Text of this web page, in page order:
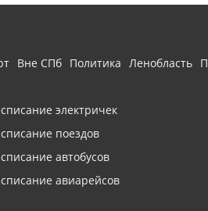
Вне СПб Политика Ленобласть
электричек
поездов
автобусов
авиарейсов